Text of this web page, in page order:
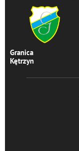
Granica
Kętrzyn